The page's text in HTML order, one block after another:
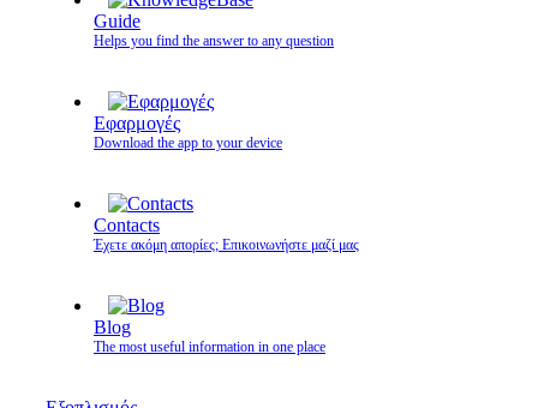
Guide
Helps you find the answer to any question
Εφαρμογές
Download the app to your device
Contacts
Έχετε ακόμη απορίες; Επικοινωνήστε μαζί μας
Blog
The most useful information in one place